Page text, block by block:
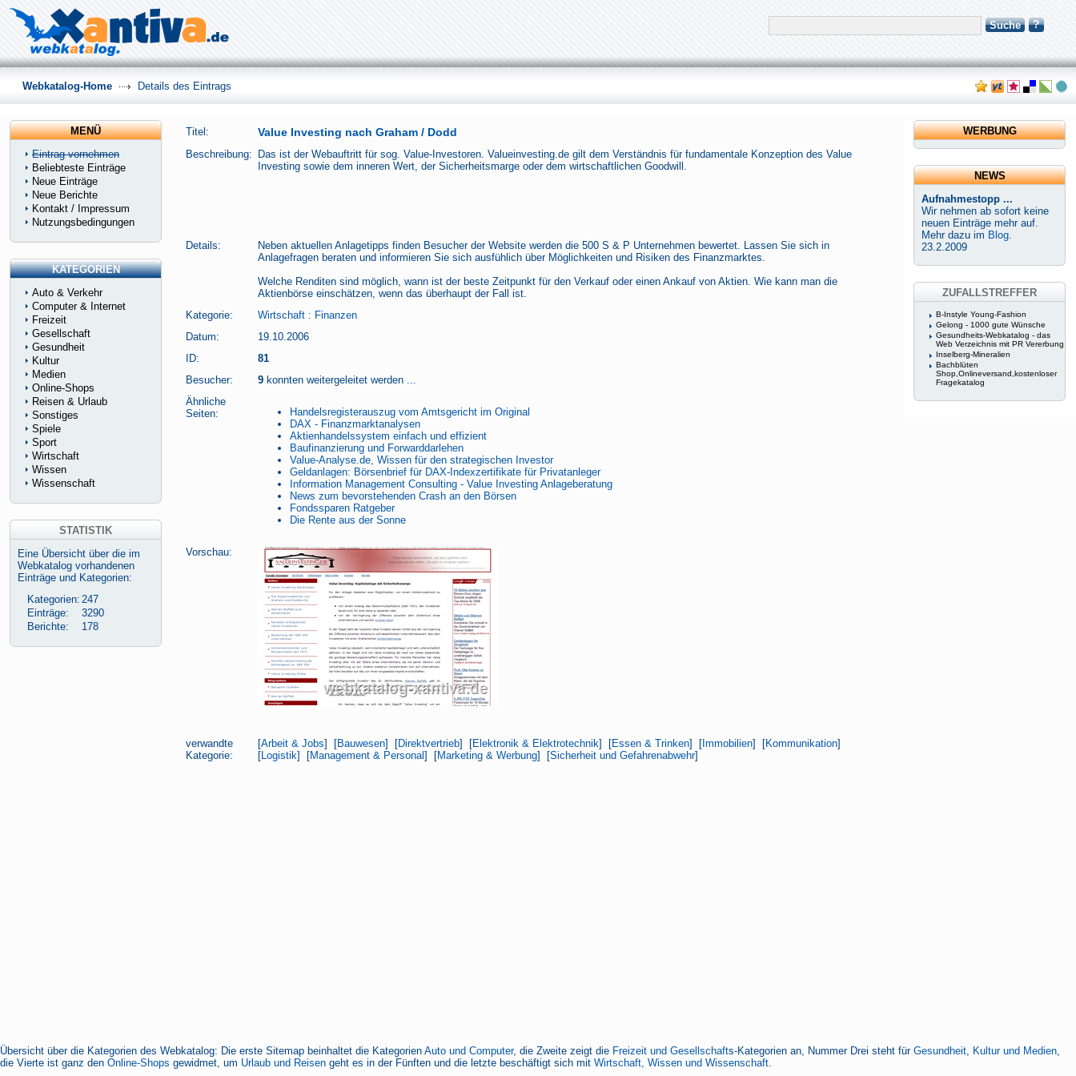
Titel: Value Investing nach Graham / Dodd
Beschreibung:
Das ist der Webauftritt für sog. Value-Investoren. Valueinvesting.de gilt dem Verständnis für fundamentale Konzeption des Value
Investing sowie dem inneren Wert, der Sicherheitsmarge oder dem wirtschaftlichen Goodwill.
Details:
Neben aktuellen Anlagetipps finden Besucher der Website werden die 500 S & P Unternehmen bewertet. Lassen Sie sich in
Anlagefragen beraten und informieren Sie sich ausfühlich über Möglichkeiten und Risiken des Finanzmarktes.
Welche Renditen sind möglich, wann ist der beste Zeitpunkt für den Verkauf oder einen Ankauf von Aktien. Wie kann man die
Aktienbörse einschätzen, wenn das überhaupt der Fall ist.
Kategorie:
Wirtschaft : Finanzen
Datum:
19.10.2006
ID:
81
Besucher:
9 konnten weitergeleitet werden ...
Ähnliche
Seiten:
Handelsregisterauszug vom Amtsgericht im Original
DAX - Finanzmarktanalysen
Aktienhandelssystem einfach und effizient
Baufinanzierung und Forwarddarlehen
Value-Analyse.de, Wissen für den strategischen Investor
Geldanlagen: Börsenbrief für DAX-Indexzertifikate für Privatanleger
Information Management Consulting - Value Investing Anlageberatung
News zum bevorstehenden Crash an den Börsen
Fondssparen Ratgeber
Die Rente aus der Sonne
Vorschau:
verwandte
Kategorie:
[Arbeit & Jobs] [Bauwesen] [Direktvertrieb] [Elektronik & Elektrotechnik] [Essen & Trinken] [ Immobilien] [Kommunikation]
[Logistik] [Management & Personal] [Marketing & Werbung] [Sicherheit und Gefahrenabwehr]
Übersicht über die Kategorien des Webkatalog: Die erste Sitemap beinhaltet die Kategorien Auto und Computer, die Zweite zeigt die Freizeit und Gesellschafts-Kategorien an, Nummer Drei steht für Gesundheit, Kultur und Medien,
die Vierte ist ganz den Online-Shops gewidmet, um Urlaub und Reisen geht es in der Fünften und die letzte beschäftigt sich mit Wirtschaft, Wissen und Wissenschaft.
Suche ?
Webkatalog-Home Details des Eintrags
MENÜ
Eintrag vornehmen
Beliebteste Einträge
Neue Einträge
Neue Berichte
Kontakt / Impressum
Nutzungsbedingungen
KATEGORIEN
Auto & Verkehr
Computer & Internet
Freizeit
Gesellschaft
Gesundheit
Kultur
Medien
Online-Shops
Reisen & Urlaub
Sonstiges
Spiele
Sport
Wirtschaft
Wissen
Wissenschaft
STATISTIK
Eine Übersicht über die im
Webkatalog vorhandenen
Einträge und Kategorien:
Kategorien: 247
Einträge:
3290
Berichte:
178
WERBUNG
NEWS
Aufnahmestopp ...
Wir nehmen ab sofort keine
neuen Einträge mehr auf.
Mehr dazu im Blog.
23.2.2009
ZUFALLSTREFFER
B-Instyle Young-Fashion
Gelong - 1000 gute Wünsche
Gesundheits-Webkatalog - das
Web Verzeichnis mit PR Vererbung
Inselberg-Mineralien
Bachblüten
Shop,Onlineversand,kostenloser
Fragekatalog